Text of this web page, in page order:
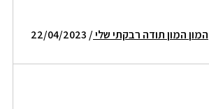
המון המון תודה רבקתי שלי
/ 22/04/2023